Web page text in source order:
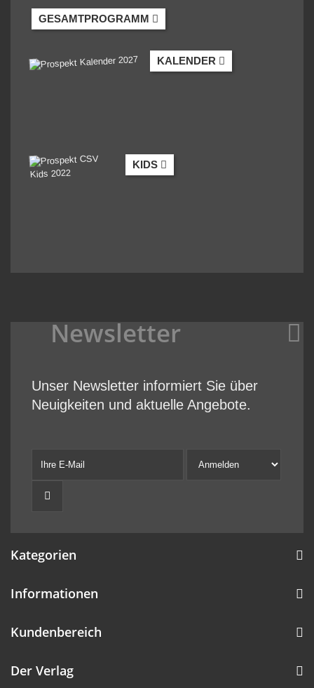
GESAMTPROGRAMM
KALENDER
KIDS
Newsletter
Unser Newsletter informiert Sie über
Neuigkeiten und aktuelle Angebote.
Kategorien
Informationen
Kundenbereich
Der Verlag